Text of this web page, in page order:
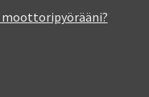
moottoripyörääni?